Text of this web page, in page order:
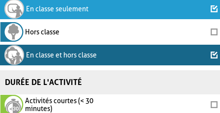
En classe seulement
Hors classe
En classe et hors classe
DURÉE DE L'ACTIVITÉ
Activités courtes (< 30
minutes)